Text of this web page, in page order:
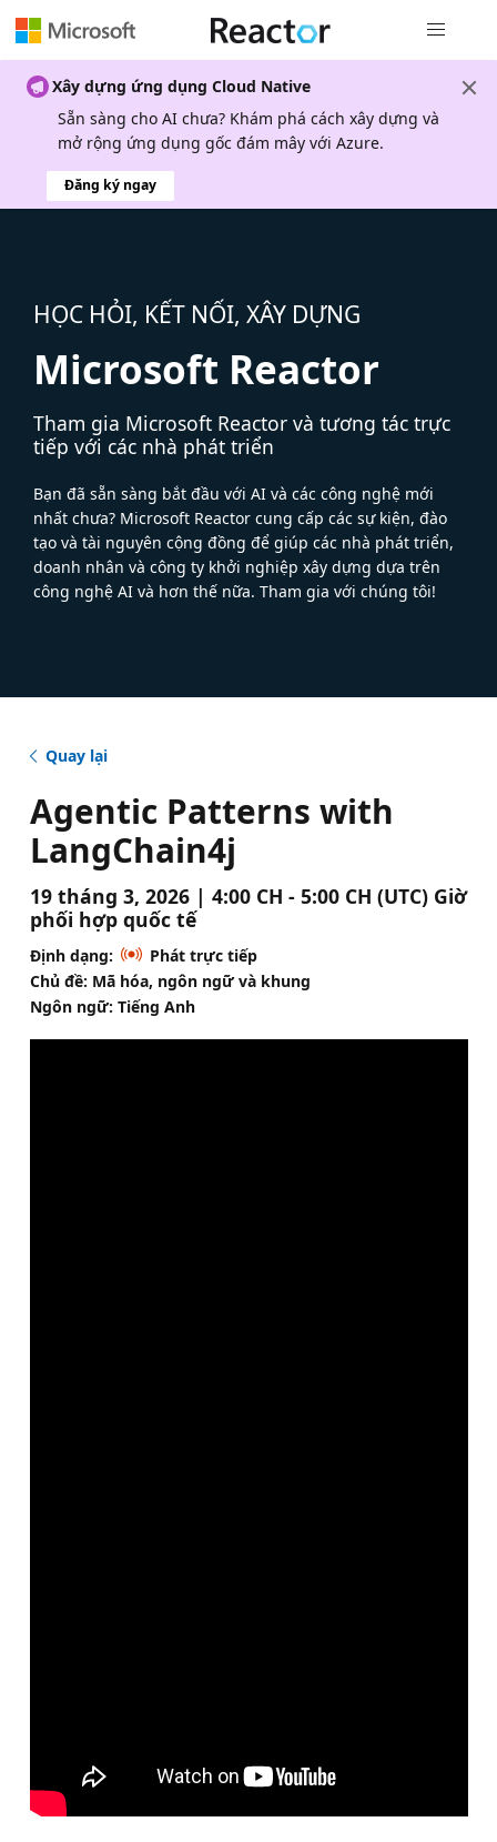
Xây dựng ứng dụng Cloud Native
Sẵn sàng cho AI chưa? Khám phá cách xây dựng và
mở rộng ứng dụng gốc đám mây với Azure.
Đăng ký ngay
HỌC HỎI, KẾT NỐI, XÂY DỰNG
Microsoft Reactor
Tham gia Microsoft Reactor và tương tác trực
tiếp với các nhà phát triển
Bạn đã sẵn sàng bắt đầu với AI và các công nghệ mới
nhất chưa? Microsoft Reactor cung cấp các sự kiện, đào
tạo và tài nguyên cộng đồng để giúp các nhà phát triển,
doanh nhân và công ty khởi nghiệp xây dựng dựa trên
công nghệ AI và hơn thế nữa. Tham gia với chúng tôi!
Quay lại
Agentic Patterns with
LangChain4j
19 tháng 3, 2026 | 4:00 CH - 5:00 CH (UTC) Giờ
phối hợp quốc tế
Định dạng:
Phát trực tiếp
Chủ đề: Mã hóa, ngôn ngữ và khung
Ngôn ngữ: Tiếng Anh